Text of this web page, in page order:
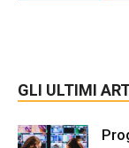
GLI ULTIMI